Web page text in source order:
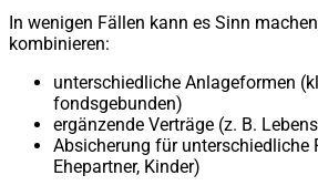
In wenigen Fällen kann es Sinn
kombinieren:
unterschiedliche Anlageformen
fondsgebunden)
ergänzende Verträge (z. B.
Absicherung für unterschiedliche
Ehepartner, Kinder)